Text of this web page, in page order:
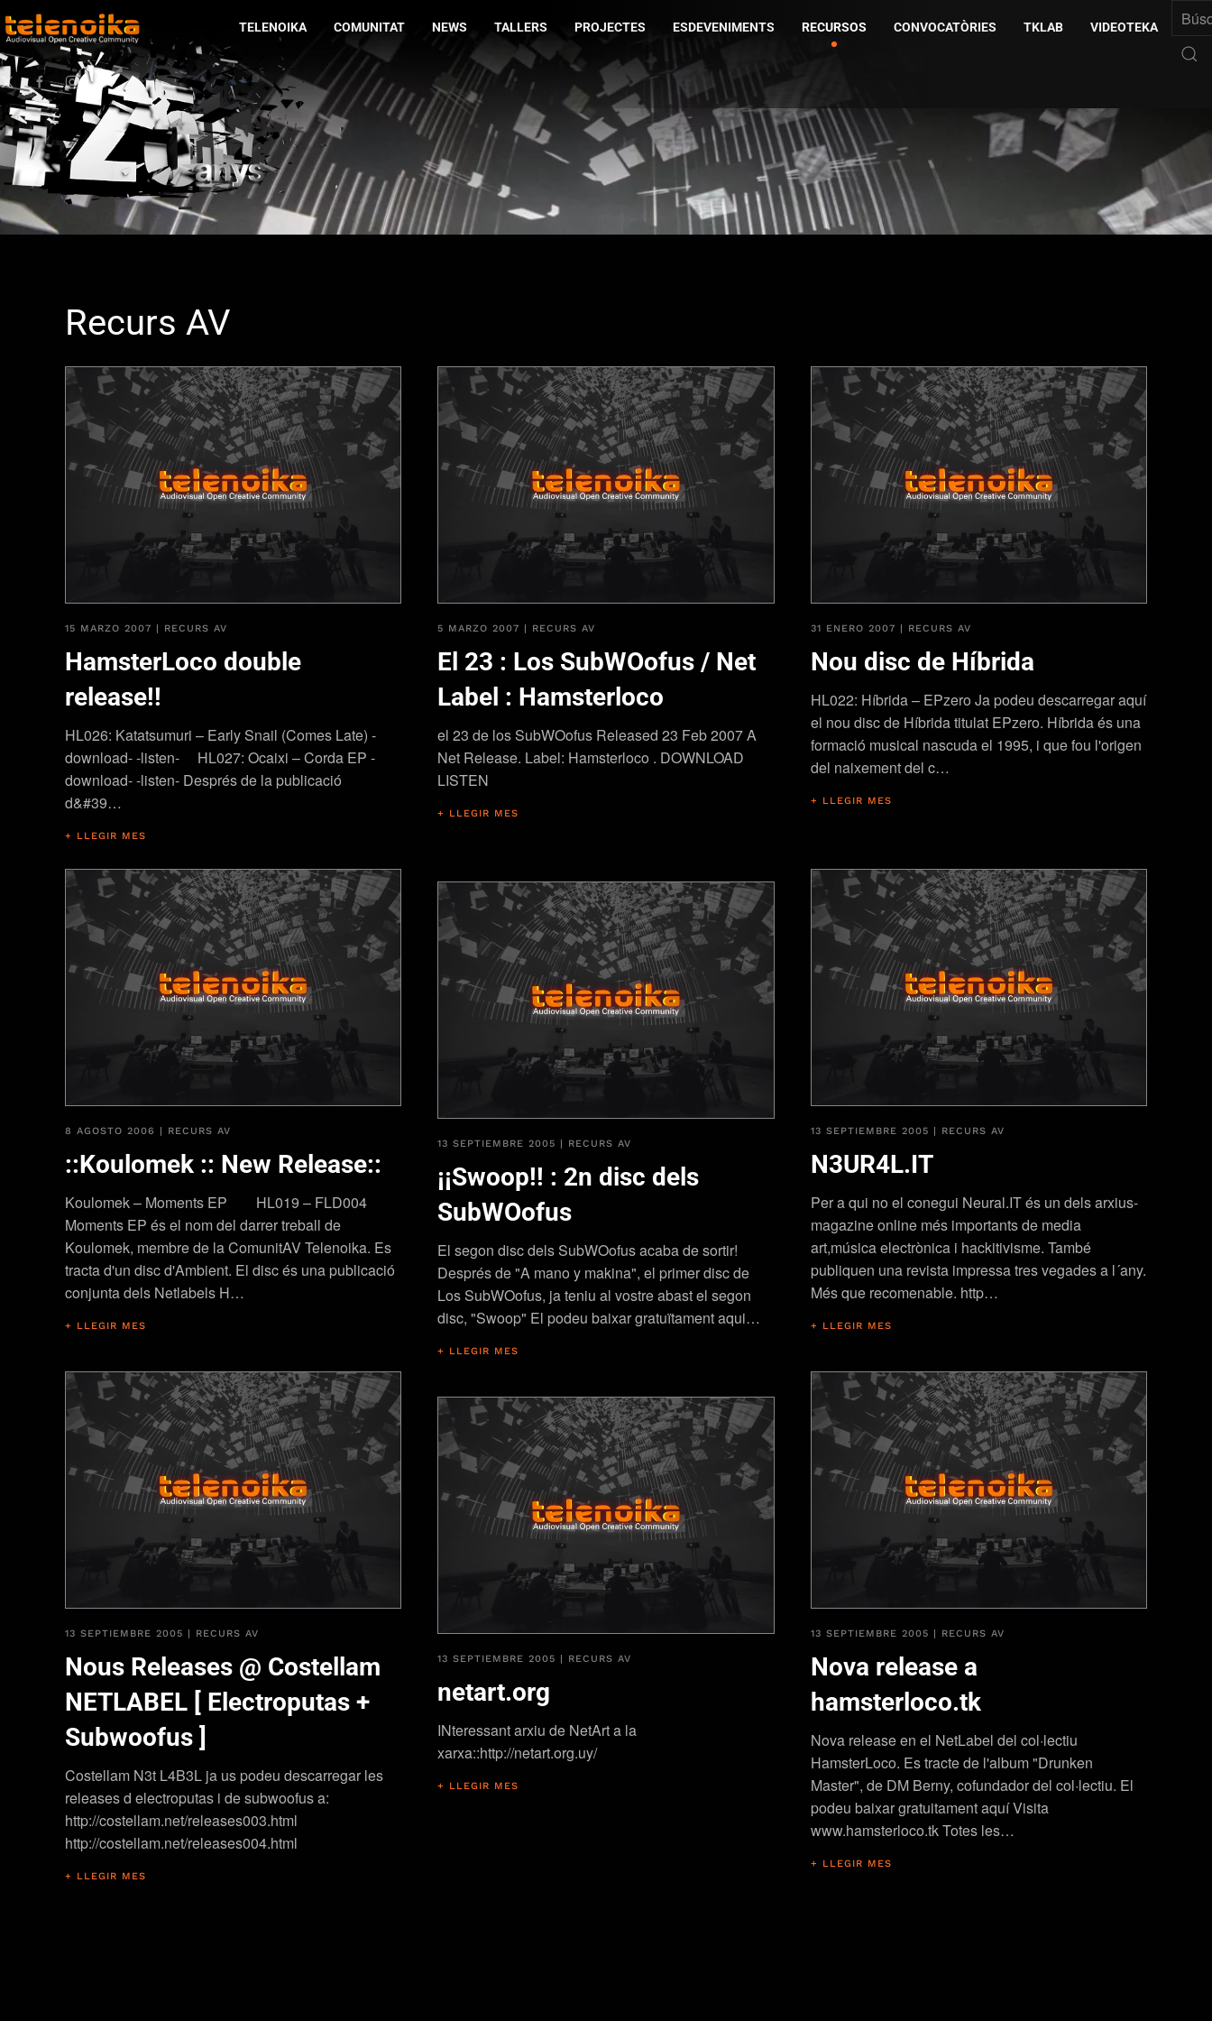
Ir al contenido principal
TELENOIKA COMUNITAT NEWS TALLERS PROJECTES ESDEVENIMENTS RECURSOS CONVOCATÒRIES TKLAB VIDEOTEKA
Recurs AV
15 MARZO 2007 | RECURS AV
HamsterLoco double
release!!
HL026: Katatsumuri – Early Snail (Comes Late) -
download- -listen- HL027: Ocaixi – Corda EP -
download- -listen- Després de la publicació
d&#39…
+ LLEGIR MES
5 MARZO 2007 | RECURS AV
El 23 : Los SubWOofus / Net
Label : Hamsterloco
el 23 de los SubWOofus Released 23 Feb 2007 A
Net Release. Label: Hamsterloco . DOWNLOAD
LISTEN
+ LLEGIR MES
31 ENERO 2007 | RECURS AV
Nou disc de Híbrida
HL022: Híbrida – EPzero Ja podeu descarregar aquí
el nou disc de Híbrida titulat EPzero. Híbrida és una
formació musical nascuda el 1995, i que fou l'origen
del naixement del c…
+ LLEGIR MES
8 AGOSTO 2006 | RECURS AV
::Koulomek :: New Release::
Koulomek – Moments EP HL019 – FLD004
Moments EP és el nom del darrer treball de
Koulomek, membre de la ComunitAV Telenoika. Es
tracta d'un disc d'Ambient. El disc és una publicació
conjunta dels Netlabels H…
+ LLEGIR MES
13 SEPTIEMBRE 2005 | RECURS AV
¡¡Swoop!! : 2n disc dels
SubWOofus
El segon disc dels SubWOofus acaba de sortir!
Després de "A mano y makina", el primer disc de
Los SubWOofus, ja teniu al vostre abast el segon
disc, "Swoop" El podeu baixar gratuïtament aqui…
+ LLEGIR MES
13 SEPTIEMBRE 2005 | RECURS AV
N3UR4L.IT
Per a qui no el conegui Neural.IT és un dels arxius-
magazine online més importants de media
art,música electrònica i hackitivisme. També
publiquen una revista impressa tres vegades a l´any.
Més que recomenable. http…
+ LLEGIR MES
13 SEPTIEMBRE 2005 | RECURS AV
Nous Releases @ Costellam
NETLABEL [ Electroputas +
Subwoofus ]
Costellam N3t L4B3L ja us podeu descarregar les
releases d electroputas i de subwoofus a:
http://costellam.net/releases003.html
http://costellam.net/releases004.html
+ LLEGIR MES
13 SEPTIEMBRE 2005 | RECURS AV
netart.org
INteressant arxiu de NetArt a la
xarxa::http://netart.org.uy/
+ LLEGIR MES
13 SEPTIEMBRE 2005 | RECURS AV
Nova release a
hamsterloco.tk
Nova release en el NetLabel del col·lectiu
HamsterLoco. Es tracte de l'album "Drunken
Master", de DM Berny, cofundador del col·lectiu. El
podeu baixar gratuitament aquí Visita
www.hamsterloco.tk Totes les…
+ LLEGIR MES